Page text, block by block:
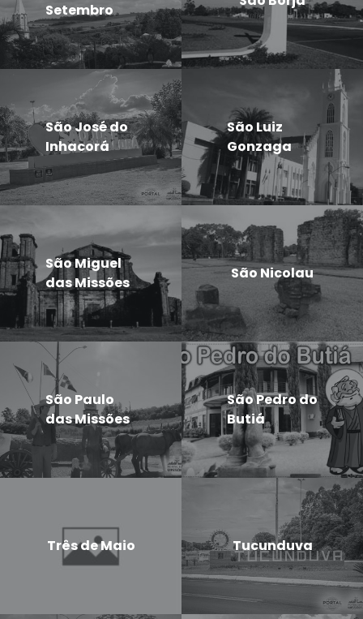
Setembro
São José do
Inhacorá
São Luiz
Gonzaga
São Miguel
das Missões
São Nicolau
São Paulo
das Missões
São Pedro do
Butiá
Três de Maio Tucunduva